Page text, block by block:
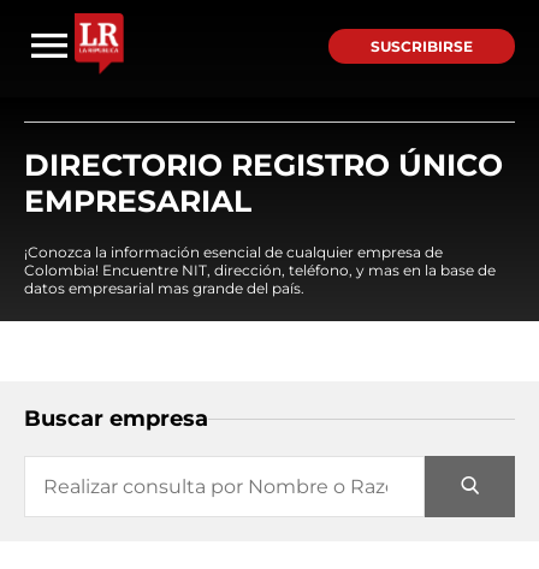
SUSCRIBIRSE
DIRECTORIO REGISTRO ÚNICO
EMPRESARIAL
¡Conozca la información esencial de cualquier empresa de
Colombia! Encuentre NIT, dirección, teléfono, y mas en la base de
datos empresarial mas grande del país.
Buscar empresa